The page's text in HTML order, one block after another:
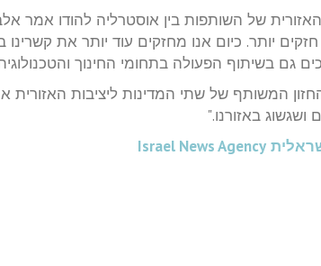
של השותפות בין אוסטרליה להודו אמר
חזקים יותר. כיום אנו מחזקים עוד יותר את
גם בשיתוף הפעולה בתחומי החינוך
המשותף של שתי המדינות ליציבות האזורית
ושגשוג באזורנו."
Israel News Agency